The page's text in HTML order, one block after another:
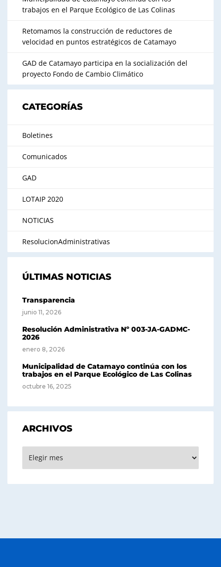
trabajos en el Parque Ecológico de Las Colinas
Retomamos la construcción de reductores de
velocidad en puntos estratégicos de Catamayo
GAD de Catamayo participa en la socialización del
proyecto Fondo de Cambio Climático
CATEGORÍAS
Boletines
Comunicados
GAD
LOTAIP 2020
NOTICIAS
ResolucionAdministrativas
ÚLTIMAS NOTICIAS
Transparencia
junio 11, 2026
Resolución Administrativa Nº 003-JA-GADMC-
2026
enero 8, 2026
Municipalidad de Catamayo continúa con los
trabajos en el Parque Ecológico de Las Colinas
octubre 16, 2025
ARCHIVOS